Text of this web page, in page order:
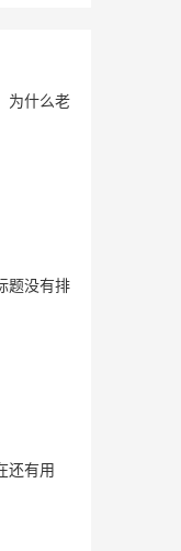
为什么老
题没有排
还有用